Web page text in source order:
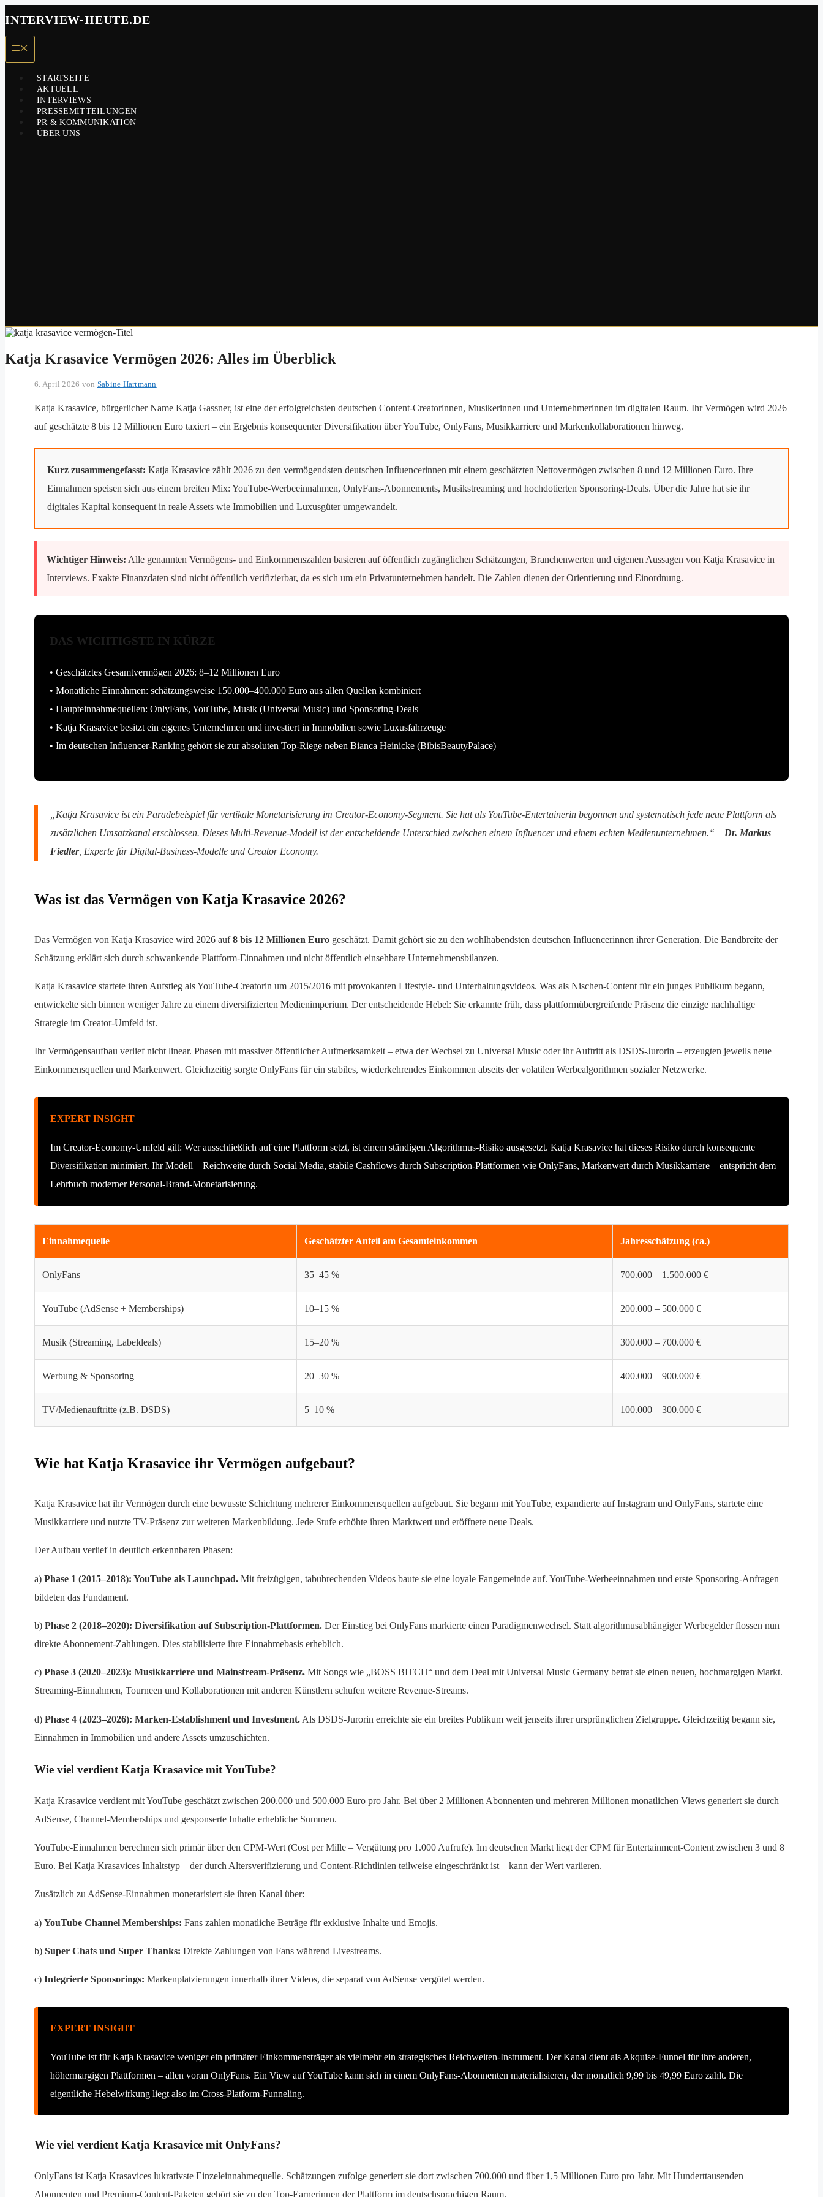
Inhalt
INTERVIEW-HEUTE.DE
Menü
STARTSEITE
AKTUELL
INTERVIEWS
PRESSEMITTEILUNGEN
PR & KOMMUNIKATION
ÜBER UNS
Katja Krasavice Vermögen 2026: Alles im Überblick
6. April 2026 von Sabine Hartmann
Katja Krasavice, bürgerlicher Name Katja Gassner, ist eine der erfolgreichsten deutschen Content-Creatorinnen, Musikerinnen und Unternehmerinnen im digitalen Raum. Ihr Vermögen wird 2026
auf geschätzte 8 bis 12 Millionen Euro taxiert – ein Ergebnis konsequenter Diversifikation über YouTube, OnlyFans, Musikkarriere und Markenkollaborationen hinweg.
Kurz zusammengefasst: Katja Krasavice zählt 2026 zu den vermögendsten deutschen Influencerinnen mit einem geschätzten Nettovermögen zwischen 8 und 12 Millionen Euro. Ihre
Einnahmen speisen sich aus einem breiten Mix: YouTube-Werbeeinnahmen, OnlyFans-Abonnements, Musikstreaming und hochdotierten Sponsoring-Deals. Über die Jahre hat sie ihr
digitales Kapital konsequent in reale Assets wie Immobilien und Luxusgüter umgewandelt.
Wichtiger Hinweis: Alle genannten Vermögens- und Einkommenszahlen basieren auf öffentlich zugänglichen Schätzungen, Branchenwerten und eigenen Aussagen von Katja Krasavice in
Interviews. Exakte Finanzdaten sind nicht öffentlich verifizierbar, da es sich um ein Privatunternehmen handelt. Die Zahlen dienen der Orientierung und Einordnung.
DAS WICHTIGSTE IN KÜRZE
• Geschätztes Gesamtvermögen 2026: 8–12 Millionen Euro
• Monatliche Einnahmen: schätzungsweise 150.000–400.000 Euro aus allen Quellen kombiniert
• Haupteinnahmequellen: OnlyFans, YouTube, Musik (Universal Music) und Sponsoring-Deals
• Katja Krasavice besitzt ein eigenes Unternehmen und investiert in Immobilien sowie Luxusfahrzeuge
• Im deutschen Influencer-Ranking gehört sie zur absoluten Top-Riege neben Bianca Heinicke (BibisBeautyPalace)
„Katja Krasavice ist ein Paradebeispiel für vertikale Monetarisierung im Creator-Economy-Segment. Sie hat als YouTube-Entertainerin begonnen und systematisch jede neue Plattform als
zusätzlichen Umsatzkanal erschlossen. Dieses Multi-Revenue-Modell ist der entscheidende Unterschied zwischen einem Influencer und einem echten Medienunternehmen.“ – Dr. Markus
Fiedler, Experte für Digital-Business-Modelle und Creator Economy.
Was ist das Vermögen von Katja Krasavice 2026?
Das Vermögen von Katja Krasavice wird 2026 auf8 bis 12 Millionen Euro geschätzt. Damit gehört sie zu den wohlhabendsten deutschen Influencerinnen ihrer Generation. Die Bandbreite der
Schätzung erklärt sich durch schwankende Plattform-Einnahmen und nicht öffentlich einsehbare Unternehmensbilanzen.
Katja Krasavice startete ihren Aufstieg als YouTube-Creatorin um 2015/2016 mit provokanten Lifestyle- und Unterhaltungsvideos. Was als Nischen-Content für ein junges Publikum begann,
entwickelte sich binnen weniger Jahre zu einem diversifizierten Medienimperium. Der entscheidende Hebel: Sie erkannte früh, dass plattformübergreifende Präsenz die einzige nachhaltige
Strategie im Creator-Umfeld ist.
Ihr Vermögensaufbau verlief nicht linear. Phasen mit massiver öffentlicher Aufmerksamkeit – etwa der Wechsel zu Universal Music oder ihr Auftritt als DSDS-Jurorin – erzeugten jeweils neue
Einkommensquellen und Markenwert. Gleichzeitig sorgte OnlyFans für ein stabiles, wiederkehrendes Einkommen abseits der volatilen Werbealgorithmen sozialer Netzwerke.
EXPERT INSIGHT
Im Creator-Economy-Umfeld gilt: Wer ausschließlich auf eine Plattform setzt, ist einem ständigen Algorithmus-Risiko ausgesetzt. Katja Krasavice hat dieses Risiko durch konsequente
Diversifikation minimiert. Ihr Modell – Reichweite durch Social Media, stabile Cashflows durch Subscription-Plattformen wie OnlyFans, Markenwert durch Musikkarriere – entspricht dem
Lehrbuch moderner Personal-Brand-Monetarisierung.
Einnahmequelle Geschätzter Anteil am Gesamteinkommen Jahresschätzung (ca.)
OnlyFans 35–45 % 700.000 – 1.500.000 €
YouTube (AdSense + Memberships) 10–15 % 200.000 – 500.000 €
Musik (Streaming, Labeldeals) 15–20 % 300.000 – 700.000 €
Werbung & Sponsoring 20–30 % 400.000 – 900.000 €
TV/Medienauftritte (z.B. DSDS) 5–10 % 100.000 – 300.000 €
Wie hat Katja Krasavice ihr Vermögen aufgebaut?
Katja Krasavice hat ihr Vermögen durch eine bewusste Schichtung mehrerer Einkommensquellen aufgebaut. Sie begann mit YouTube, expandierte auf Instagram und OnlyFans, startete eine
Musikkarriere und nutzte TV-Präsenz zur weiteren Markenbildung. Jede Stufe erhöhte ihren Marktwert und eröffnete neue Deals.
Der Aufbau verlief in deutlich erkennbaren Phasen:
a) Phase 1 (2015–2018): YouTube als Launchpad. Mit freizügigen, tabubrechenden Videos baute sie eine loyale Fangemeinde auf. YouTube-Werbeeinnahmen und erste Sponsoring-Anfragen
bildeten das Fundament.
b) Phase 2 (2018–2020): Diversifikation auf Subscription-Plattformen. Der Einstieg bei OnlyFans markierte einen Paradigmenwechsel. Statt algorithmusabhängiger Werbegelder flossen nun
direkte Abonnement-Zahlungen. Dies stabilisierte ihre Einnahmebasis erheblich.
c) Phase 3 (2020–2023): Musikkarriere und Mainstream-Präsenz. Mit Songs wie „BOSS BITCH“ und dem Deal mit Universal Music Germany betrat sie einen neuen, hochmargigen Markt.
Streaming-Einnahmen, Tourneen und Kollaborationen mit anderen Künstlern schufen weitere Revenue-Streams.
d) Phase 4 (2023–2026): Marken-Establishment und Investment. Als DSDS-Jurorin erreichte sie ein breites Publikum weit jenseits ihrer ursprünglichen Zielgruppe. Gleichzeitig begann sie,
Einnahmen in Immobilien und andere Assets umzuschichten.
Wie viel verdient Katja Krasavice mit YouTube?
Katja Krasavice verdient mit YouTube geschätzt zwischen 200.000 und 500.000 Euro pro Jahr. Bei über 2 Millionen Abonnenten und mehreren Millionen monatlichen Views generiert sie durch
AdSense, Channel-Memberships und gesponserte Inhalte erhebliche Summen.
YouTube-Einnahmen berechnen sich primär über den CPM-Wert (Cost per Mille – Vergütung pro 1.000 Aufrufe). Im deutschen Markt liegt der CPM für Entertainment-Content zwischen 3 und 8
Euro. Bei Katja Krasavices Inhaltstyp – der durch Altersverifizierung und Content-Richtlinien teilweise eingeschränkt ist – kann der Wert variieren.
Zusätzlich zu AdSense-Einnahmen monetarisiert sie ihren Kanal über:
a) YouTube Channel Memberships: Fans zahlen monatliche Beträge für exklusive Inhalte und Emojis.
b) Super Chats und Super Thanks: Direkte Zahlungen von Fans während Livestreams.
c) Integrierte Sponsorings: Markenplatzierungen innerhalb ihrer Videos, die separat von AdSense vergütet werden.
EXPERT INSIGHT
YouTube ist für Katja Krasavice weniger ein primärer Einkommensträger als vielmehr ein strategisches Reichweiten-Instrument. Der Kanal dient als Akquise-Funnel für ihre anderen,
höhermargigen Plattformen – allen voran OnlyFans. Ein View auf YouTube kann sich in einem OnlyFans-Abonnenten materialisieren, der monatlich 9,99 bis 49,99 Euro zahlt. Die
eigentliche Hebelwirkung liegt also im Cross-Platform-Funneling.
Wie viel verdient Katja Krasavice mit OnlyFans?
OnlyFans ist Katja Krasavices lukrativste Einzeleinnahmequelle. Schätzungen zufolge generiert sie dort zwischen 700.000 und über 1,5 Millionen Euro pro Jahr. Mit Hunderttausenden
Abonnenten und Premium-Content-Paketen gehört sie zu den Top-Earnerinnen der Plattform im deutschsprachigen Raum.